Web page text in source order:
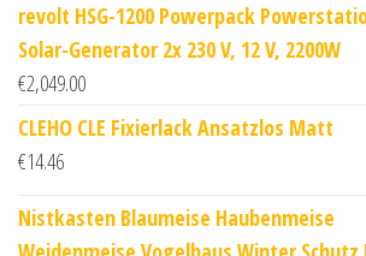
revolt HSG-1200 Powerpack
Solar-Generator 2x 230 V, 12 V, 2200W
€2,049.00
CLEHO CLE Fixierlack Ansatzlos Matt
€14.46
Nistkasten Blaumeise Haubenmeise